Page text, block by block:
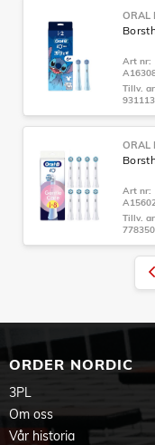
ORAL
Art nr:
Tillv.
931113
ORAL
Art nr:
A15602
Tillv.
778350
ORDER NORDIC
3PL
Om oss
Vår historia